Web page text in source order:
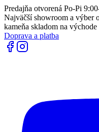
Predajňa otvorená Po-Pi
Najväčší showroom a výber
kameňa skladom na východe
Doprava a platba